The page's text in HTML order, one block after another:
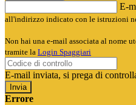
E-
all'indirizzo indicato con le istruzioni
Non hai una e-mail associata al nome
tramite la Login Spaggiari
E-mail inviata, si prega di
Errore